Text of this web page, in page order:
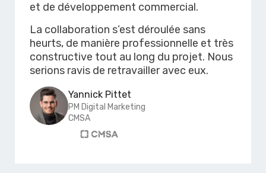
et de développement commercial.
La collaboration s’est déroulée sans
heurts, de manière professionnelle et très
constructive tout au long du projet. Nous
serions ravis de retravailler avec eux.
Yannick Pittet
PM Digital Marketing
CMSA